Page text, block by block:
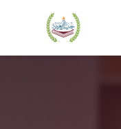
أكاديمية جيل العربية – Jeel Alarabiya Academy
الشريحة 2 من 4: التعلم عن بُعد خير من البعد عن التعليم